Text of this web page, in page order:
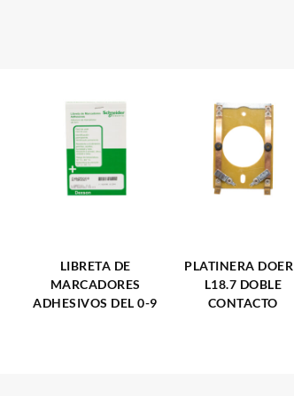
LIBRETA DE
MARCADORES
ADHESIVOS DEL 0-9
PLATINERA
L18.7 DOBLE
CONTACTO